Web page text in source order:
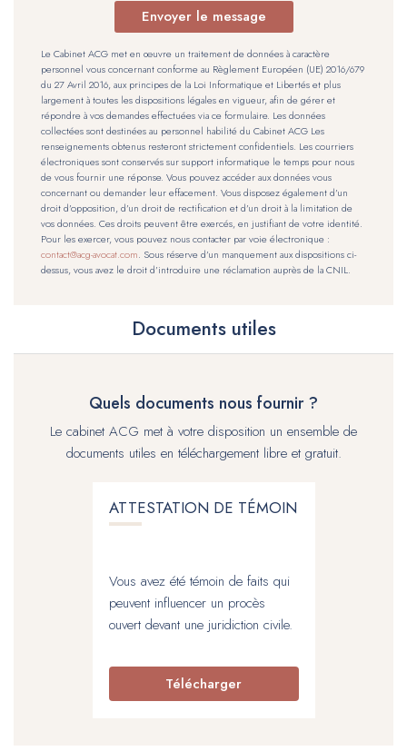
Envoyer le message
Le Cabinet ACG met en œuvre un traitement de données à caractère
personnel vous concernant conforme au Règlement Européen (UE) 2016/679
du 27 Avril 2016, aux principes de la Loi Informatique et Libertés et plus
largement à toutes les dispositions légales en vigueur, afin de gérer et
répondre à vos demandes effectuées via ce formulaire. Les données
collectées sont destinées au personnel habilité du Cabinet ACG Les
renseignements obtenus resteront strictement confidentiels. Les courriers
électroniques sont conservés sur support informatique le temps pour nous
de vous fournir une réponse. Vous pouvez accéder aux données vous
concernant ou demander leur effacement. Vous disposez également d’un
droit d’opposition, d’un droit de rectification et d’un droit à la limitation de
vos données. Ces droits peuvent être exercés, en justifiant de votre identité.
Pour les exercer, vous pouvez nous contacter par voie électronique :
contact@acg-avocat.com. Sous réserve d’un manquement aux dispositions ci-
dessus, vous avez le droit d’introduire une réclamation auprès de la CNIL.
Documents utiles
Quels documents nous fournir ?
Le cabinet ACG met à votre disposition un ensemble de
documents utiles en téléchargement libre et gratuit.
ATTESTATION DE TÉMOIN
Vous avez été témoin de faits qui
peuvent influencer un procès
ouvert devant une juridiction civile.
Télécharger